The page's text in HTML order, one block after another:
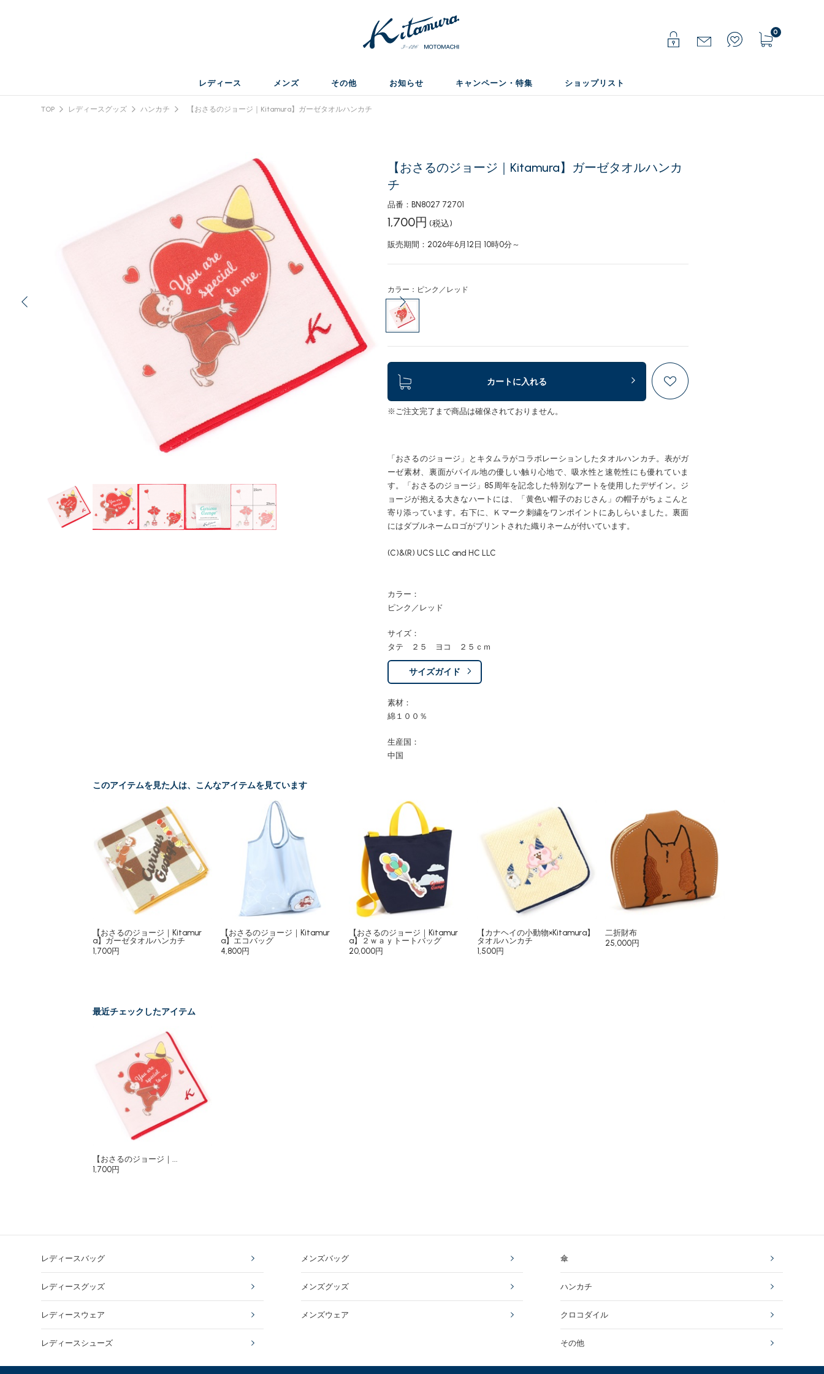
0
レディース メンズ その他 お知らせ キャンペーン・特集 ショップリスト
TOP レディースグッズ ハンカチ 【おさるのジョージ｜Kitamura】ガーゼタオルハンカチ
【おさるのジョージ｜Kitamura】ガーゼタオルハンカ
チ
品番：BN8027 72701
1,700円 (税込)
販売期間：2026年6月12日 10時0分～
カラー：ピンク／レッド
カートに入れる
※ご注文完了まで商品は確保されておりません。
「おさるのジョージ」とキタムラがコラボレーションしたタオルハンカチ。表がガ
ーゼ素材、裏面がパイル地の優しい触り心地で、吸水性と速乾性にも優れていま
す。「おさるのジョージ」85周年を記念した特別なアートを使用したデザイン。ジ
ョージが抱える大きなハートには、「黄色い帽子のおじさん」の帽子がちょこんと
寄り添っています。右下に、Ｋマーク刺繍をワンポイントにあしらいました。裏面
にはダブルネームロゴがプリントされた織りネームが付いています。
(C)&(R) UCS LLC and HC LLC
カラー：
ピンク／レッド
サイズ：
タテ ２５ ヨコ ２５ｃｍ
サイズガイド
素材：
綿１００％
生産国：
中国
このアイテムを見た人は、こんなアイテムを見ています
【おさるのジョージ｜Kitamur
a】ガーゼタオルハンカチ
1,700円
【おさるのジョージ｜Kitamur
a】エコバッグ
4,800円
【おさるのジョージ｜Kitamur
a】２ｗａｙトートバッグ
20,000円
【カナヘイの小動物×Kitamura】
タオルハンカチ
1,500円
二折財布
25,000円
最近チェックしたアイテム
【おさるのジョージ｜...
1,700円
レディースバッグ
レディースグッズ
レディースウェア
レディースシューズ
メンズバッグ
メンズグッズ
メンズウェア
傘
ハンカチ
クロコダイル
その他